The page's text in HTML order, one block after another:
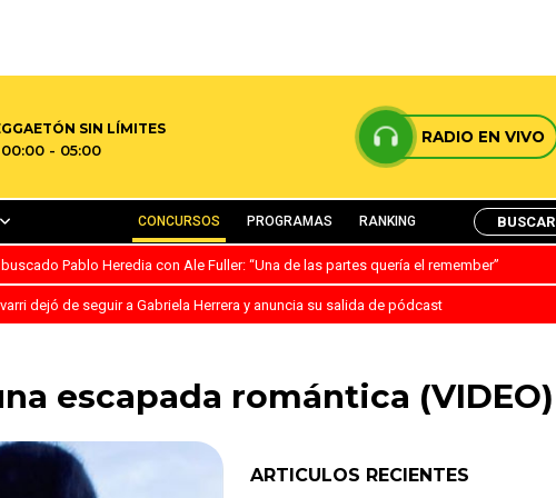
SIN LÍMITES
00:00 - 05:00
RADIO EN VIVO
CONCURSOS PROGRAMAS RANKING BUSCAR
Pablo Heredia con Ale Fuller: “Una de las partes quería el remember”
dejó de seguir a Gabriela Herrera y anuncia su salida de pódcast
escapada romántica (VIDEO)
ARTICULOS RECIENTES